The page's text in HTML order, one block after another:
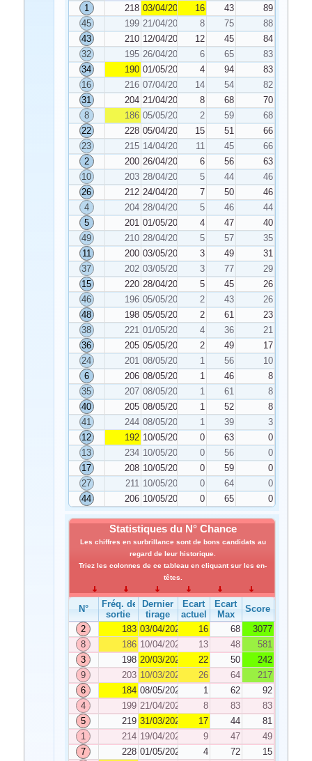
1
218 03/04/2021 16 43
89
45
199 21/04/2021 8 75
88
43
210 12/04/2021 12 45
84
32
195 26/04/2021 6 65
83
34
190 01/05/2021 4 94
83
16
216 07/04/2021 14 54
82
31
204 21/04/2021 8 68
70
8
186 05/05/2021 2 59
68
22
228 05/04/2021 15 51
66
23
215 14/04/2021 11 45
66
2
200 26/04/2021 6 56
63
10
203 28/04/2021 5 44
46
26
212 24/04/2021 7 50
46
4
204 28/04/2021 5 46
44
5
201 01/05/2021 4 47
40
49
210 28/04/2021 5 57
35
11
200 03/05/2021 3 49
31
37
202 03/05/2021 3 77
29
15
220 28/04/2021 5 45
26
46
196 05/05/2021 2 43
26
48
198 05/05/2021 2 61
23
38
221 01/05/2021 4 36
21
36
205 05/05/2021 2 49
17
24
201 08/05/2021 1 56
10
6
206 08/05/2021 1 46
8
35
207 08/05/2021 1 61
8
40
205 08/05/2021 1 52
8
41
244 08/05/2021 1 39
3
12
192 10/05/2021 0 63
0
13
234 10/05/2021 0 56
0
17
208 10/05/2021 0 59
0
27
211 10/05/2021 0 64
0
44
206 10/05/2021 0 65 0
Statistiques du N° Chance
Les chiffres en surbrillance sont de bons candidats au
regard de leur historique.
Triez les colonnes de ce tableau en cliquant sur les en-
têtes.
N°
Fréq. de
sortie
Dernier
tirage
Ecart
actuel
Ecart
Max
Score
2
183 03/04/2021 16 68
3077
8
186 10/04/2021 13 48
581
3
198 20/03/2021 22 50
242
9
203 10/03/2021 26 64
217
6
184 08/05/2021 1 62
92
4
199 21/04/2021 8 83
83
5
219 31/03/2021 17 44
81
1
214 19/04/2021 9 47
49
7
228 01/05/2021 4 72
15